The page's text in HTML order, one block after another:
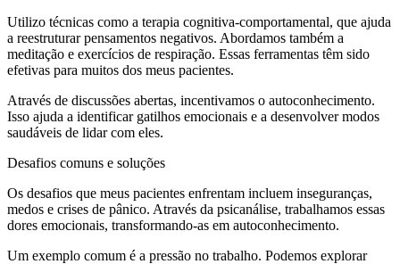
Utilizo técnicas como a terapia cognitiva-comportamental, que ajuda
a reestruturar pensamentos negativos. Abordamos também a
meditação e exercícios de respiração. Essas ferramentas têm sido
efetivas para muitos dos meus pacientes.
Através de discussões abertas, incentivamos o autoconhecimento.
Isso ajuda a identificar gatilhos emocionais e a desenvolver modos
saudáveis de lidar com eles.
Desafios comuns e soluções
Os desafios que meus pacientes enfrentam incluem inseguranças,
medos e crises de pânico. Através da psicanálise, trabalhamos essas
dores emocionais, transformando-as em autoconhecimento.
Um exemplo comum é a pressão no trabalho. Podemos explorar